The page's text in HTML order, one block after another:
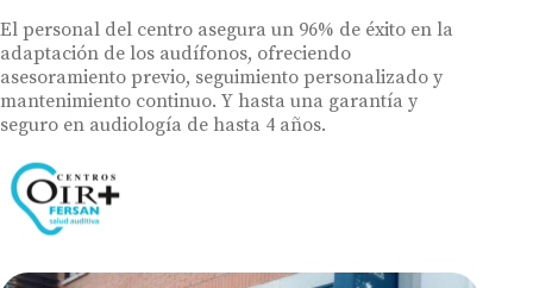
El personal del centro asegura un 96% de éxito en la
adaptación de los audífonos, ofreciendo
asesoramiento previo, seguimiento personalizado y
mantenimiento continuo. Y hasta una garantía y
seguro en audiología de hasta 4 años.